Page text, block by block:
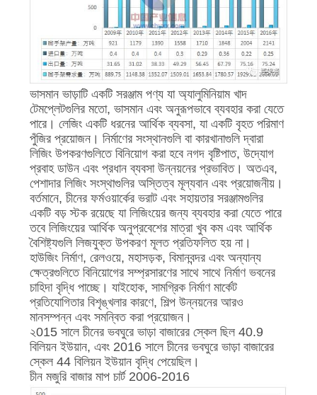
ভাসমান ভাড়াটি একটি সরঞ্জাম পণ্য যা অ্যালুমিনিয়াম খাদ
টেমপ্লেটগুলির মতো, ভাসমান এবং অনুরূপভাবে ব্যবহার করা যেতে
পারে। লেজিং একটি ধরনের আর্থিক ব্যবসা, যা একটি বৃহত পরিমাণ
পুঁজির প্রয়োজন। নির্মাণের সংস্থানগুলি বা কারখানাগুলি দ্বারা
লিজিং উপকরণগুলিতে বিনিয়োগ করা হবে নগদ বৃষ্টিপাত, উদ্যোগ
প্রবাহ ডাউন এবং প্রধান ব্যবসা উন্নয়নের প্রভাবিত। অতএব,
পেশাদার লিজিং সংস্থাগুলির অস্তিত্ব মূল্যবান এবং প্রয়োজনীয়।
বর্তমানে, চীনের ফর্মওয়ার্কের ভরাট এবং সহায়তার সরঞ্জামগুলির
একটি বড় স্টক রয়েছে যা লিজিংয়ের জন্য ব্যবহার করা যেতে পারে
তবে লিজিংয়ের আর্থিক অনুপ্রবেশের মাত্রা খুব কম এবং আর্থিক
বৈশিষ্ট্যগুলি লিজযুক্ত উপকরণ মূলত প্রতিফলিত হয় না।
হাউজিং নির্মাণ, রেলওয়ে, মহাসড়ক, বিমানবন্দর এবং অন্যান্য
ক্ষেত্রগুলিতে বিনিয়োগের সম্প্রসারণের সাথে সাথে নির্মাণ ভবনের
চাহিদা বৃদ্ধি পাচ্ছে। যাইহোক, সামগ্রিক নির্মাণ মার্কেট
প্রতিযোগিতার বিশৃঙ্খলার কারণে, শিল্প উন্নয়নের আরও
মানসম্পন্ন এবং সমন্বিত করা প্রয়োজন।
২015 সালে চীনের ভবঘুরে ভাড়া বাজারের স্কেল ছিল 40.9
বিলিয়ন ইউয়ান, এবং 2016 সালে চীনের ভবঘুরে ভাড়া বাজারের
স্কেল 44 বিলিয়ন ইউয়ান বৃদ্ধি পেয়েছিল।
চীন মজুরি বাজার মাপ চার্ট 2006-2016